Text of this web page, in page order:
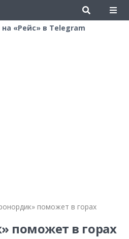
на «Рейс» в Telegram
поможет в горах
поможет в горах